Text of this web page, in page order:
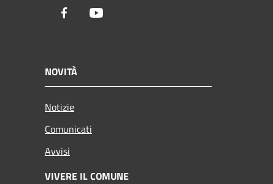
Facebook
NOVITÀ
Notizie
Comunicati
Avvisi
VIVERE IL COMUNE